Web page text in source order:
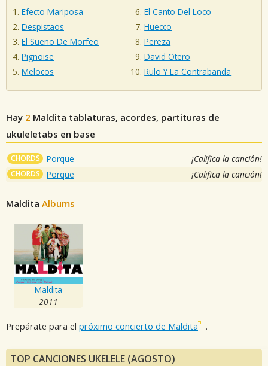
Efecto Mariposa
Despistaos
El Sueño De Morfeo
Pignoise
Melocos
El Canto Del Loco
Huecco
Pereza
David Otero
Rulo Y La Contrabanda
Hay 2 Maldita tablaturas, acordes, partituras de
ukuleletabs en base
CHORDS Porque ¡Califica la canción!
CHORDS Porque ¡Califica la canción!
Maldita Albums
Maldita
2011
Prepárate para el próximo concierto de Maldita .
TOP CANCIONES UKELELE (AGOSTO)